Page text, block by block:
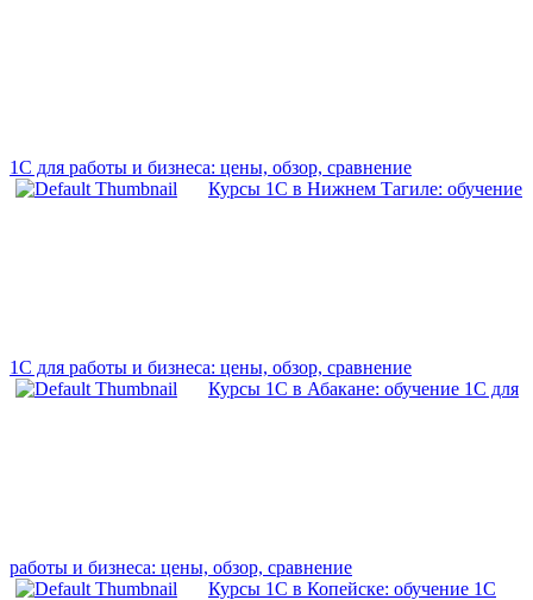
1С для работы и бизнеса: цены, обзор, сравнение
Курсы 1С в Нижнем Тагиле: обучение
1С для работы и бизнеса: цены, обзор, сравнение
Курсы 1С в Абакане: обучение 1С для
работы и бизнеса: цены, обзор, сравнение
Курсы 1С в Копейске: обучение 1С